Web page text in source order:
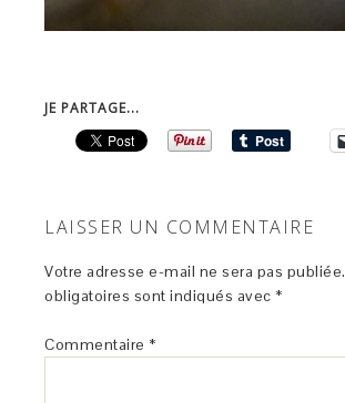
JE PARTAGE...
LAISSER UN COMMENTAIRE
Votre adresse e-mail ne sera pas publiée.
obligatoires sont indiqués avec *
Commentaire *